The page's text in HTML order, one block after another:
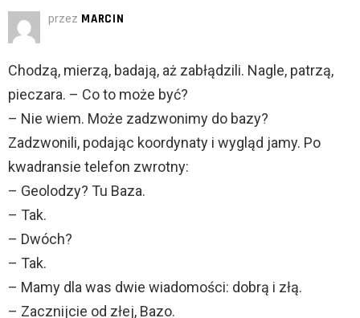
przez MARCIN
Chodzą, mierzą, badają, aż zabłądzili. Nagle, patrzą,
pieczara. – Co to może być?
– Nie wiem. Może zadzwonimy do bazy?
Zadzwonili, podając koordynaty i wygląd jamy. Po
kwadransie telefon zwrotny:
– Geolodzy? Tu Baza.
– Tak.
– Dwóch?
– Tak.
– Mamy dla was dwie wiadomości: dobrą i złą.
– Zacznijcie od złej, Bazo.